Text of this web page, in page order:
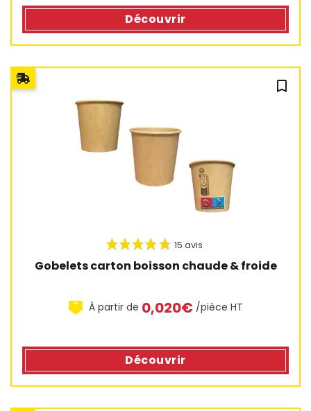
30 avis
Découvrir
bookmark_outline
Gobelets carton boisson chaude & froide
À partir de 0,020€ /pièce HT
Découvrir